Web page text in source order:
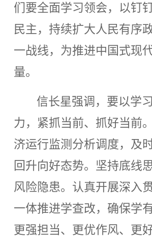
们要全面学习领会，以钉
民主，持续扩大人民有序
一战线，为推进中国式现
量。
信长星强调，要以学
力，紧抓当前、抓好当前
济运行监测分析调度，及
回升向好态势。坚持底线
风险隐患。认真开展深入
一体推进学查改，确保学
更强担当、更优作风、更